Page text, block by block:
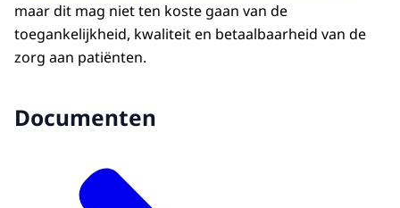
maar dit mag niet ten koste gaan van de
toegankelijkheid, kwaliteit en betaalbaarheid van de
zorg aan patiënten.
Documenten